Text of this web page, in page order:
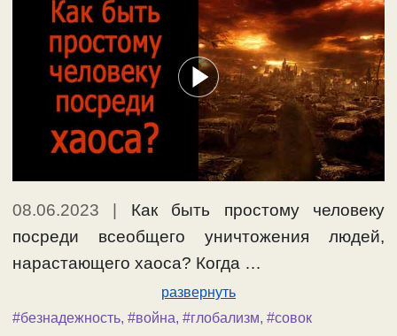
08.06.2023
Как быть простому человеку
посреди всеобщего уничтожения людей,
нарастающего хаоса? Когда …
развернуть
#безнадежность, #война, #глобализм, #совок